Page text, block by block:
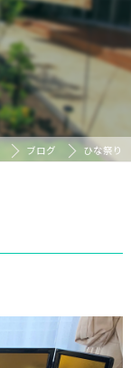
ブログ ひな祭り